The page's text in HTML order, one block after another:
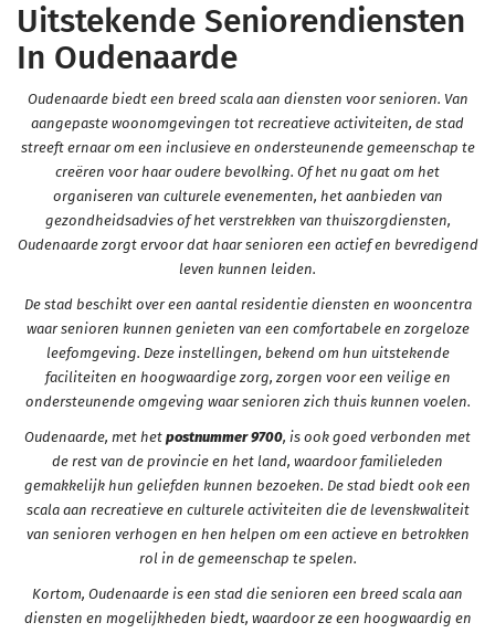
Uitstekende Seniorendiensten
In Oudenaarde
Oudenaarde biedt een breed scala aan diensten voor senioren. Van
aangepaste woonomgevingen tot recreatieve activiteiten, de stad
streeft ernaar om een inclusieve en ondersteunende gemeenschap te
creëren voor haar oudere bevolking. Of het nu gaat om het
organiseren van culturele evenementen, het aanbieden van
gezondheidsadvies of het verstrekken van thuiszorgdiensten,
Oudenaarde zorgt ervoor dat haar senioren een actief en bevredigend
leven kunnen leiden.
De stad beschikt over een aantal residentie diensten en wooncentra
waar senioren kunnen genieten van een comfortabele en zorgeloze
leefomgeving. Deze instellingen, bekend om hun uitstekende
faciliteiten en hoogwaardige zorg, zorgen voor een veilige en
ondersteunende omgeving waar senioren zich thuis kunnen voelen.
Oudenaarde, met het postnummer 9700, is ook goed verbonden met
de rest van de provincie en het land, waardoor familieleden
gemakkelijk hun geliefden kunnen bezoeken. De stad biedt ook een
scala aan recreatieve en culturele activiteiten die de levenskwaliteit
van senioren verhogen en hen helpen om een actieve en betrokken
rol in de gemeenschap te spelen.
Kortom, Oudenaarde is een stad die senioren een breed scala aan
diensten en mogelijkheden biedt, waardoor ze een hoogwaardig en